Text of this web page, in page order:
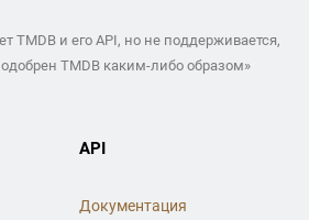
TMDB и его API, но не поддерживается,
TMDB каким-либо образом»
API
Документация